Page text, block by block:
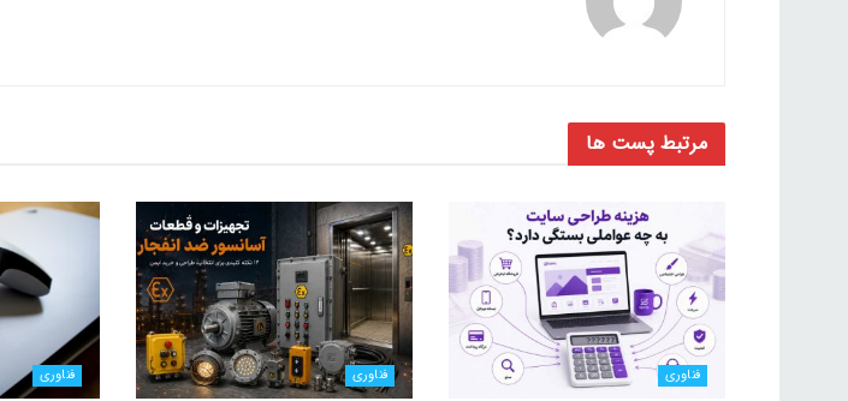
مرتبط پست ها
فناوری فناوری فناوری